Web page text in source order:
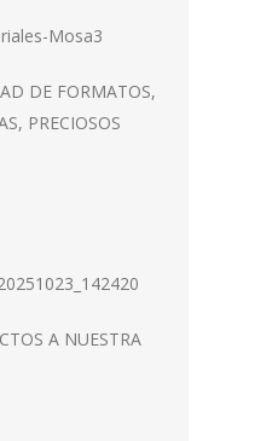
DE FORMATOS,
PRECIOSOS
A NUESTRA